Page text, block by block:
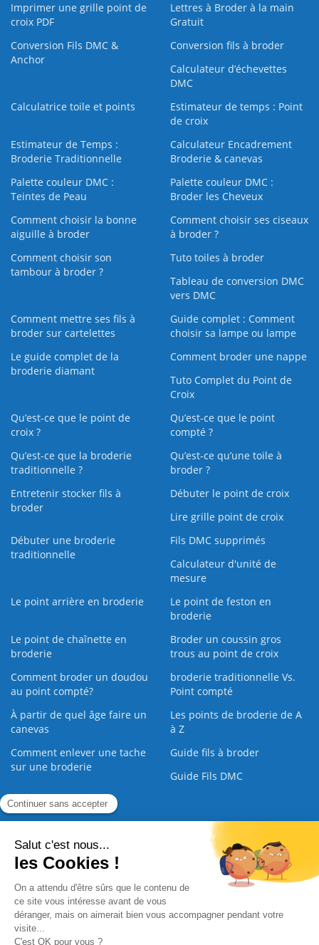
Imprimer une grille point de
croix PDF
Lettres à Broder à la main
Gratuit
Conversion Fils DMC &
Anchor
Conversion fils à broder
Calculateur d’échevettes
DMC
Calculatrice toile et points
Estimateur de temps : Point
de croix
Estimateur de Temps :
Broderie Traditionnelle
Calculateur Encadrement
Broderie & canevas
Palette couleur DMC :
Teintes de Peau
Palette couleur DMC :
Broder les Cheveux
Comment choisir la bonne
aiguille à broder
Comment choisir ses ciseaux
à broder ?
Comment choisir son
tambour à broder ?
Tuto toiles à broder
Tableau de conversion DMC
vers DMC
Comment mettre ses fils à
broder sur cartelettes
Guide complet : Comment
choisir sa lampe ou lampe
Le guide complet de la
broderie diamant
Comment broder une nappe
Tuto Complet du Point de
Croix
Qu’est-ce que le point de
croix ?
Qu’est-ce que le point
compté ?
Qu’est-ce que la broderie
traditionnelle ?
Qu’est‑ce qu’une toile à
broder ?
Entretenir stocker fils à
broder
Débuter le point de croix
Lire grille point de croix
Débuter une broderie
traditionnelle
Fils DMC supprimés
Calculateur d'unité de
mesure
Le point arrière en broderie
Le point de feston en
broderie
Le point de chaînette en
broderie
Broder un coussin gros
trous au point de croix
Comment broder un doudou
au point compté?
broderie traditionnelle Vs.
Point compté
À partir de quel âge faire un
canevas
Les points de broderie de A
à Z
Comment enlever une tache
sur une broderie
Guide fils à broder
Guide Fils DMC
Guide de la Broderie
Nous contacter |
Paiement sécurisé